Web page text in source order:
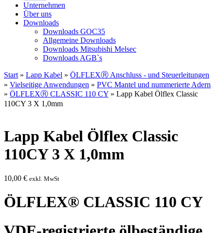
Unternehmen
Über uns
Downloads
Downloads GOC35
Allgemeine Downloads
Downloads Mitsubishi Melsec
Downloads AGB`s
Start » Lapp Kabel » ÖLFLEXⓇ Anschluss - und Steuerleitungen
» Vielseitige Anwendungen » PVC Mantel und nummerierte Adern
» ÖLFLEXⓇ CLASSIC 110 CY » Lapp Kabel Ölflex Classic
110CY 3 X 1,0mm
Lapp Kabel Ölflex Classic
110CY 3 X 1,0mm
10,00 € exkl. MwSt
ÖLFLEX® CLASSIC 110 CY